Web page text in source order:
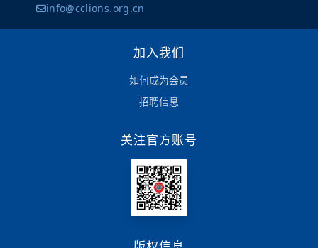
info@cclions.org.cn
加入我们
如何成为会员
招聘信息
关注官方账号